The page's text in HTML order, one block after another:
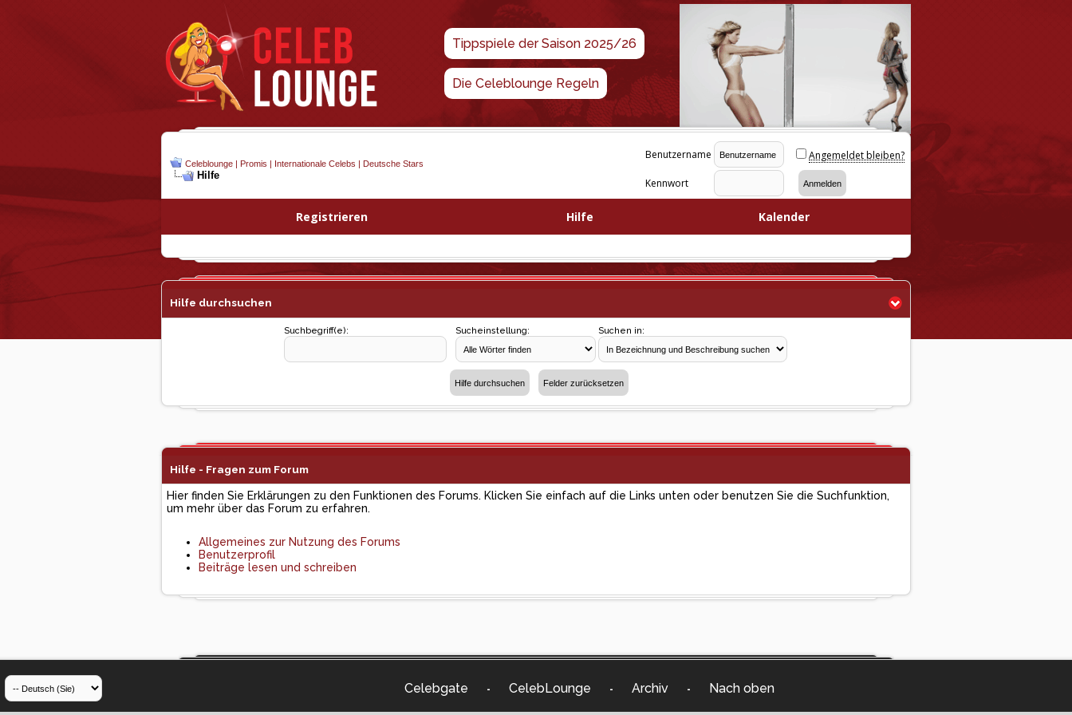
Tippspiele der Saison 2025/26
Die Celeblounge Regeln
Celeblounge | Promis | Internationale Celebs | Deutsche Stars
Hilfe
Benutzername Angemeldet bleiben?
Kennwort
Registrieren Hilfe Kalender
Hilfe durchsuchen
Suchbegriff(e): Sucheinstellung: Suchen in:
Hilfe - Fragen zum Forum
Hier finden Sie Erklärungen zu den Funktionen des Forums. Klicken Sie einfach auf die Links unten oder benutzen Sie die Suchfunktion,
um mehr über das Forum zu erfahren.
Allgemeines zur Nutzung des Forums
Benutzerprofil
Beiträge lesen und schreiben
Celebgate - CelebLounge - Archiv - Nach oben